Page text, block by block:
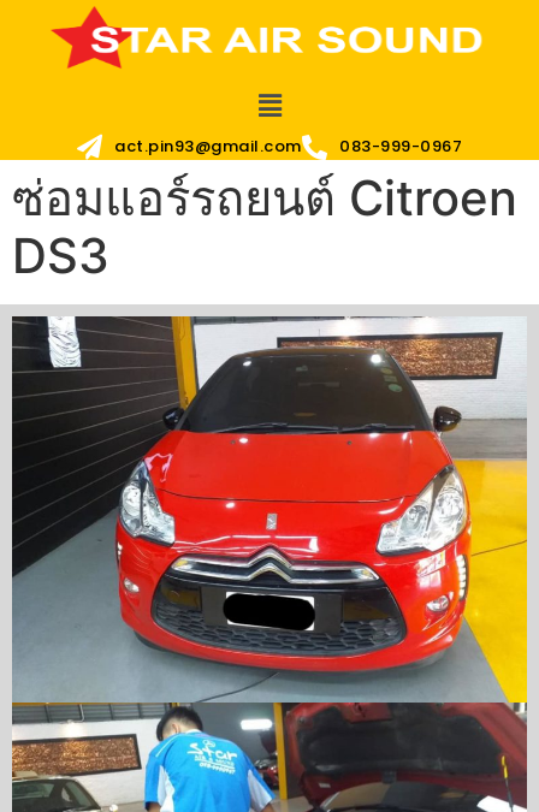
act.pin93@gmail.com 083-999-0967
ซ่อมแอร์รถยนต์ Citroen
DS3